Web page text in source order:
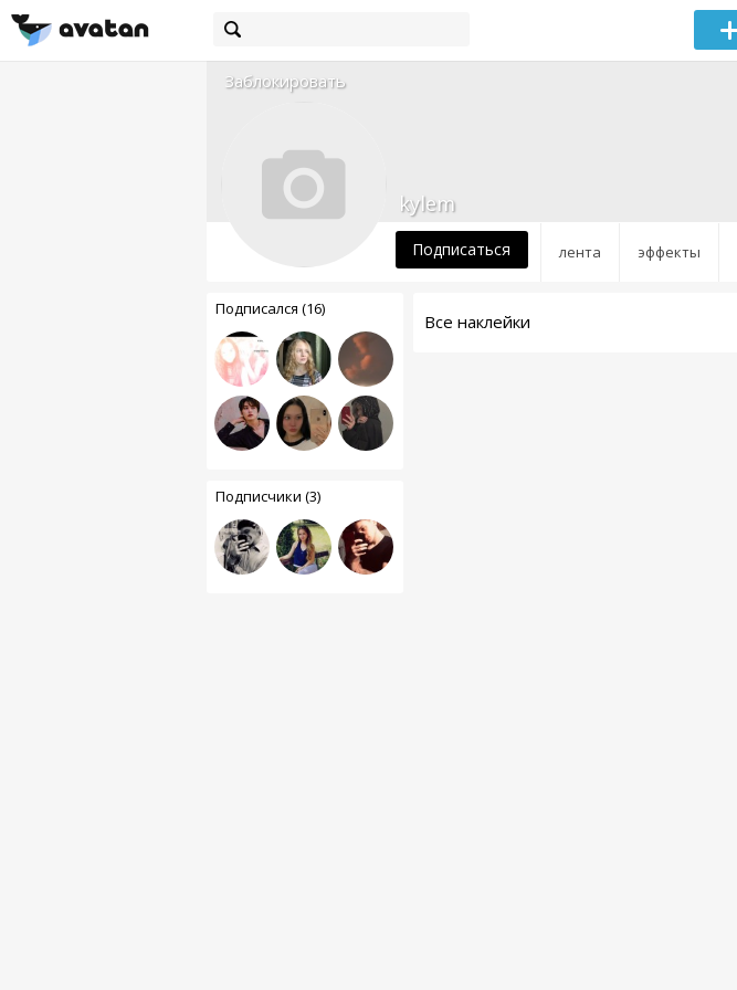
Заблокировать
лента эффекты
kylem
Подписаться
Подписался (16)
Подписчики (3)
Все наклейки